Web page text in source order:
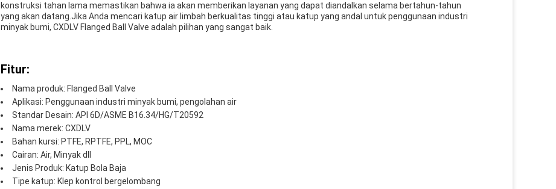
konstruksi tahan lama memastikan bahwa ia akan memberikan layanan yang dapat diandalkan selama bertahun-tahun
yang akan datang.Jika Anda mencari katup air limbah berkualitas tinggi atau katup yang andal untuk penggunaan industri
minyak bumi, CXDLV Flanged Ball Valve adalah pilihan yang sangat baik.
Fitur:
Nama produk: Flanged Ball Valve
Aplikasi: Penggunaan industri minyak bumi, pengolahan air
Standar Desain: API 6D/ASME B16.34/HG/T20592
Nama merek: CXDLV
Bahan kursi: PTFE, RPTFE, PPL, MOC
Cairan: Air, Minyak dll
Jenis Produk: Katup Bola Baja
Tipe katup: Klep kontrol bergelombang